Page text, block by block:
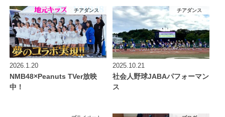
チアダンス
2026.1.20
NMB48×Peanuts TVer放映
中！
チアダンス
2025.10.21
社会人野球JABAパフォーマン
ス